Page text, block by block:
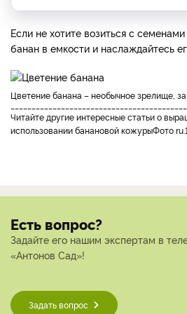
Если не хотите возиться с
банан в емкости и наслаждайтесь
цветение банана – необычное зрелище,
Читайте другие интересные статьи о
использовании банановой кожурыФото
Есть вопрос?
Задайте его нашим экспертам в
«Антонов Сад»!
Задать вопрос